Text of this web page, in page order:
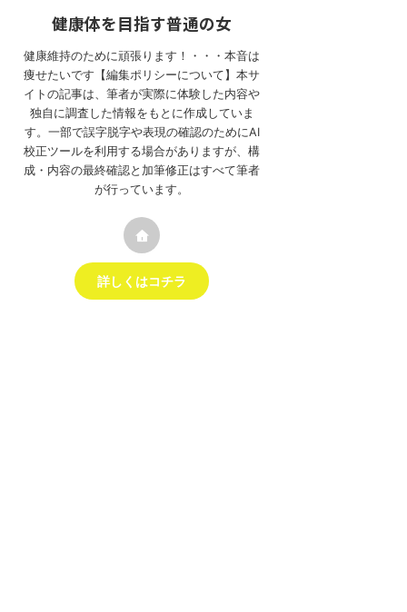
健康体を目指す普通の女
健康維持のために頑張ります！・・・本音は
痩せたいです【編集ポリシーについて】本サ
イトの記事は、筆者が実際に体験した内容や
独自に調査した情報をもとに作成していま
す。一部で誤字脱字や表現の確認のためにAI
校正ツールを利用する場合がありますが、構
成・内容の最終確認と加筆修正はすべて筆者
が行っています。
詳しくはコチラ